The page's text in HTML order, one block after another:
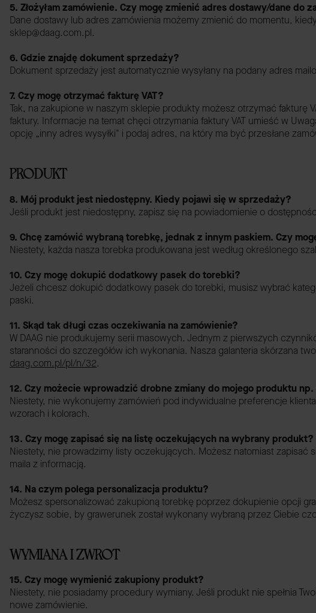
5. Złożyłam zamówienie. Czy mogę zmienić adres dostawy/dane do
Dane dostawy lub adres zamówienia możemy zmienić do momentu,
sklep@daag.com.pl.
6. Gdzie znajdę dokument sprzedaży?
Dokument sprzedaży jest automatycznie wysyłany na podany adres
7. Czy mogę otrzymać fakturę VAT?
Tak, na zakupione w naszym sklepie produkty możesz otrzymać fakturę
faktury. Informacje na temat chęci otrzymania faktury VAT umieść w
opcję „inny adres wysyłki" i podaj adres, na który ma być przesłane
PRODUKT
8. Mój produkt jest niedostępny. Kiedy pojawi się w sprzedaży?
Jeśli produkt jest niedostępny, zapisz się na powiadomienie o
9. Chcę zamówić wybraną torebkę, jednak z innym paskiem. Czy
Niestety, każda nasza torebka produkowana jest według określonego
10. Czy mogę dokupić dodatkowy pasek do torebki?
Jeżeli chcesz dokupić dodatkowy pasek do torebki, musisz wybrać
paski.
11. Skąd tak długi czas oczekiwania na zamówienie?
W DAAG nie produkujemy serii masowych. Jednym z pierwszych
staranności do szczegółów ich wykonania. Nasza galanteria skórzana
daag.com.pl/pl/n/32.
12. Czy możecie wprowadzić drobne zmiany do mojego produktu
Niestety, nie wykonujemy zamówień pod indywidualne preferencje
wzorach i kolorach.
13. Czy mogę zapisać się na listę oczekujących na wybrany produkt?
Niestety, nie prowadzimy listy oczekujących. Możesz natomiast
maila z informacją.
14. Na czym polega personalizacja produktu?
Możesz spersonalizować zakupioną torebkę poprzez dokupienie opcji
życzysz sobie, by grawerunek został wykonany wybraną przez Ciebie
WYMIANA I ZWROT
15. Czy mogę wymienić zakupiony produkt?
Niestety, nie posiadamy procedury wymiany. Jeśli produkt nie spełnia
nowe zamówienie.